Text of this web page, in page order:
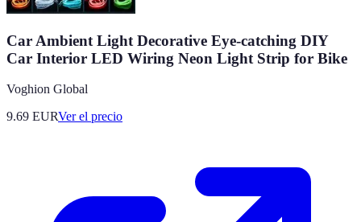
Car Ambient Light Decorative Eye-catching DIY
Car Interior LED Wiring Neon Light Strip for Bike
Voghion Global
9.69 EURVer el precio